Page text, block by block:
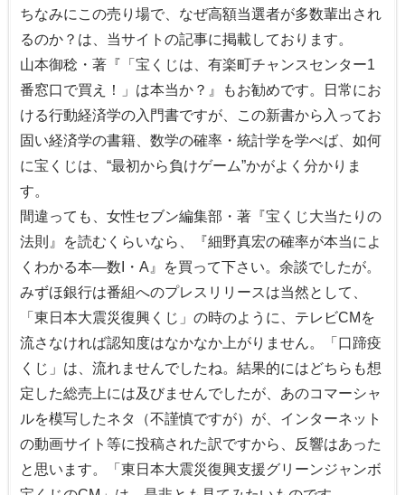
ちなみにこの売り場で、なぜ高額当選者が多数輩出され
るのか？は、当サイトの記事に掲載しております。
山本御稔・著『「宝くじは、有楽町チャンスセンター1
番窓口で買え！」は本当か？』もお勧めです。日常にお
ける行動経済学の入門書ですが、この新書から入ってお
固い経済学の書籍、数学の確率・統計学を学べば、如何
に宝くじは、“最初から負けゲーム”かがよく分かりま
す。
間違っても、女性セブン編集部・著『宝くじ大当たりの
法則』を読むくらいなら、『細野真宏の確率が本当によ
くわかる本―数I・A』を買って下さい。余談でしたが。
みずほ銀行は番組へのプレスリリースは当然として、
「東日本大震災復興くじ」の時のように、テレビCMを
流さなければ認知度はなかなか上がりません。「口蹄疫
くじ」は、流れませんでしたね。結果的にはどちらも想
定した総売上には及びませんでしたが、あのコマーシャ
ルを模写したネタ（不謹慎ですが）が、インターネット
の動画サイト等に投稿された訳ですから、反響はあった
と思います。「東日本大震災復興支援グリーンジャンボ